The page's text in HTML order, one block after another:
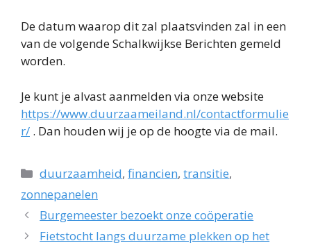
De datum waarop dit zal plaatsvinden zal in een
van de volgende Schalkwijkse Berichten gemeld
worden.
Je kunt je alvast aanmelden via onze website
https://www.duurzaameiland.nl/contactformulie
r/ . Dan houden wij je op de hoogte via de mail.
Categorieën
duurzaamheid,financien,transitie,
zonnepanelen
Burgemeester bezoekt onze coöperatie
Fietstocht langs duurzame plekken op het